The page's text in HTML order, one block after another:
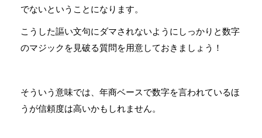
でないということになります。
こうした謳い文句にダマされないようにしっかりと数字
のマジックを見破る質問を用意しておきましょう！
そういう意味では、年商ベースで数字を言われているほ
うが信頼度は高いかもしれません。